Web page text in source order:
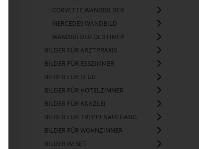
CORVETTE WANDBILDER
MERCEDES WANDBILD
WANDBILDER OLDTIMER
BILDER FÜR ARZTPRAXIS
BILDER FÜR ESSZIMMER
BILDER FÜR FLUR
BILDER FÜR HOTELZIMMER
BILDER FÜR KANZLEI
BILDER FÜR TREPPENAUFGANG
BILDER FÜR WOHNZIMMER
BILDER IM SET